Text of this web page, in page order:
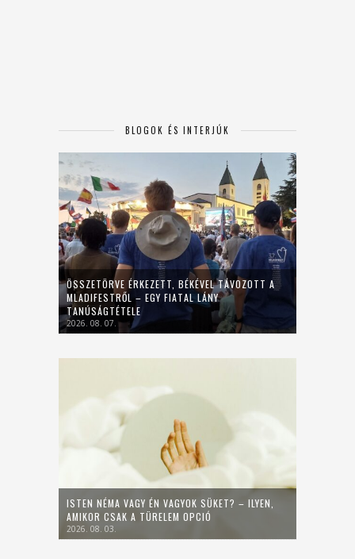
BLOGOK ÉS INTERJÚK
ÖSSZETÖRVE ÉRKEZETT, BÉKÉVEL TÁVOZOTT A
MLADIFESTRŐL – EGY FIATAL LÁNY
TANÚSÁGTÉTELE
2026. 08. 07.
ISTEN NÉMA VAGY ÉN VAGYOK SÜKET? – ILYEN,
AMIKOR CSAK A TÜRELEM OPCIÓ
2026. 08. 03.